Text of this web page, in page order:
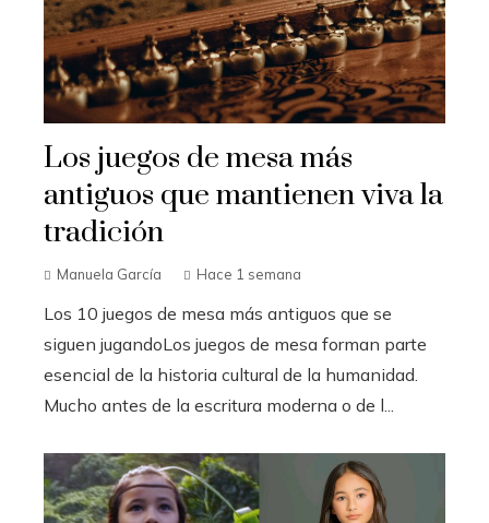
Los juegos de mesa más
antiguos que mantienen viva la
tradición
Manuela García Hace 1 semana
Los 10 juegos de mesa más antiguos que se
siguen jugandoLos juegos de mesa forman parte
esencial de la historia cultural de la humanidad.
Mucho antes de la escritura moderna o de l...